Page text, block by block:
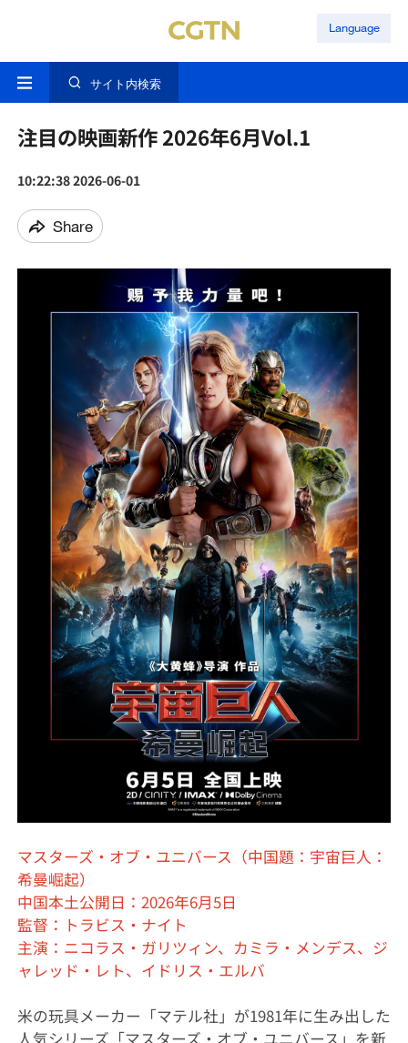
Language
サイト内検索
注目の映画新作 2026年6月Vol.1
10:22:38 2026-06-01
Share
マスターズ・オブ・ユニバース（中国題：宇宙巨人：
希曼崛起）
中国本土公開日：2026年6月5日
監督：トラビス・ナイト
主演：ニコラス・ガリツィン、カミラ・メンデス、ジ
ャレッド・レト、イドリス・エルバ
米の玩具メーカー「マテル社」が1981年に生み出した
人気シリーズ「マスターズ・オブ・ユニバース」を新